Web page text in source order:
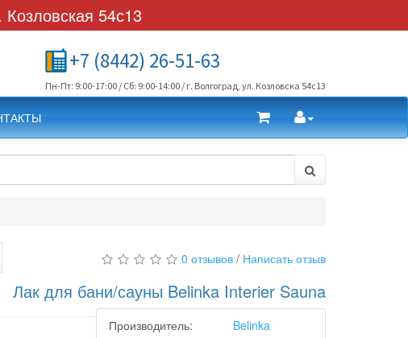
54с13
+7 (8442) 26-51-63
Пн-Пт: 9:00-17:00 / Сб: 9:00-14:00 / г. Волгоград, ул. Козловска 54с13
0 отзывов / Написать отзыв
Лак для бани/сауны Belinka Interier Sauna
Производитель: Belinka